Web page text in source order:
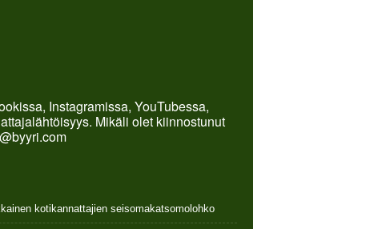
Instagramissa, YouTubessa,
Mikäli olet kiinnostunut
kotikannattajien seisomakatsomolohko